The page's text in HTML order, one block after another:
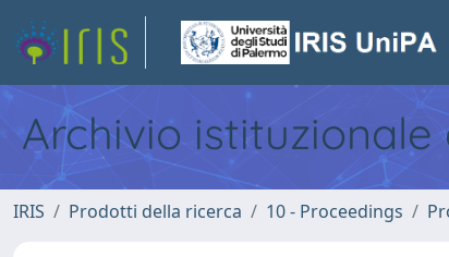
Archivio
IRIS Prodotti della ricerca 10 - Proceedings